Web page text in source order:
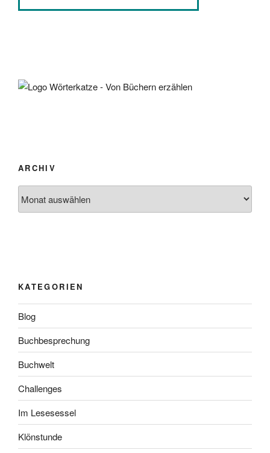
ARCHIV
KATEGORIEN
Blog
Buchbesprechung
Buchwelt
Challenges
Im Lesesessel
Klönstunde